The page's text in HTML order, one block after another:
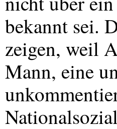
bekannt sei.
zeigen, weil
Mann, eine